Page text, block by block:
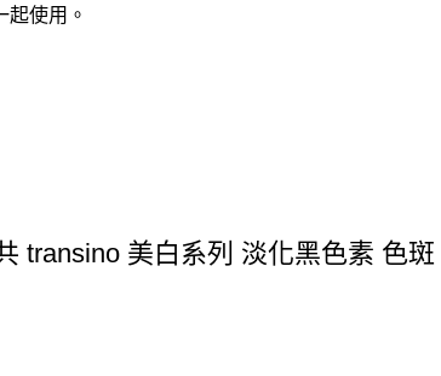
起使用。
transino 美白系列 淡化黑色素 色